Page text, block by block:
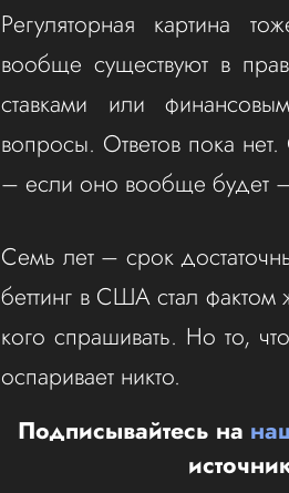
Регуляторная картина
вообще существуют в
ставками или
вопросы. Ответов пока
– если оно вообще будет
Семь лет – срок
беттинг в США стал
кого спрашивать. Но то,
оспаривает никто.
Подписывайтесь на